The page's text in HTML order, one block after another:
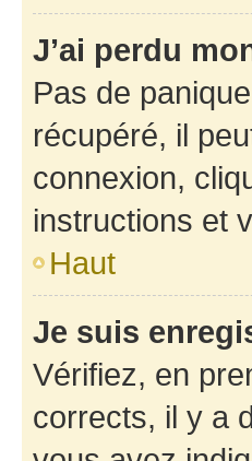
J’ai perdu
Pas de
récupéré, il
connexion,
instructions et
Haut
Je suis
Vérifiez, en
corrects, il y a